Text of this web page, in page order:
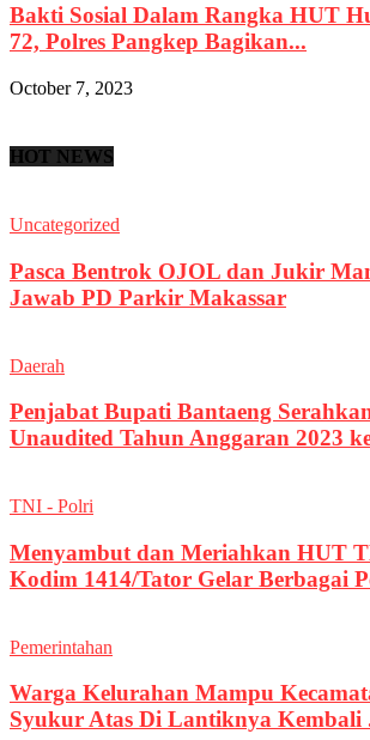
Bakti Sosial Dalam Rangka HUT
72, Polres Pangkep Bagikan...
October 7, 2023
HOT NEWS
Uncategorized
Pasca Bentrok OJOL dan Jukir
Jawab PD Parkir Makassar
Daerah
Penjabat Bupati Bantaeng
Unaudited Tahun Anggaran 2023
TNI - Polri
Menyambut dan Meriahkan HUT
Kodim 1414/Tator Gelar Berbagai
Pemerintahan
Warga Kelurahan Mampu
Syukur Atas Di Lantiknya Kembali